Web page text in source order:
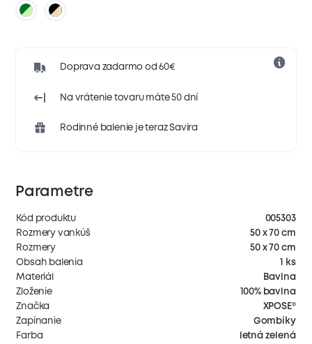
Doprava zadarmo od 60€
Na vrátenie tovaru máte 50 dní
Rodinné balenie je teraz Savira
Parametre
Kód produktu
005303
Rozmery vankúš
50 x 70 cm
Rozmery
50 x 70 cm
Obsah balenia
1 ks
Materiál
Bavlna
Zloženie
100% bavlna
Značka
XPOSE®
Zapínanie
Gombíky
Farba
letná zelená